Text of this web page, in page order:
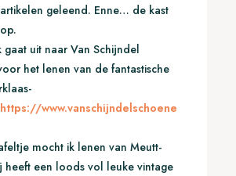
geleend. Enne… de kast
uit naar Van Schijndel
het lenen van de fantastische
https://www.vanschijndelschoene
mocht ik lenen van Meutt-
heeft een loods vol leuke vintage